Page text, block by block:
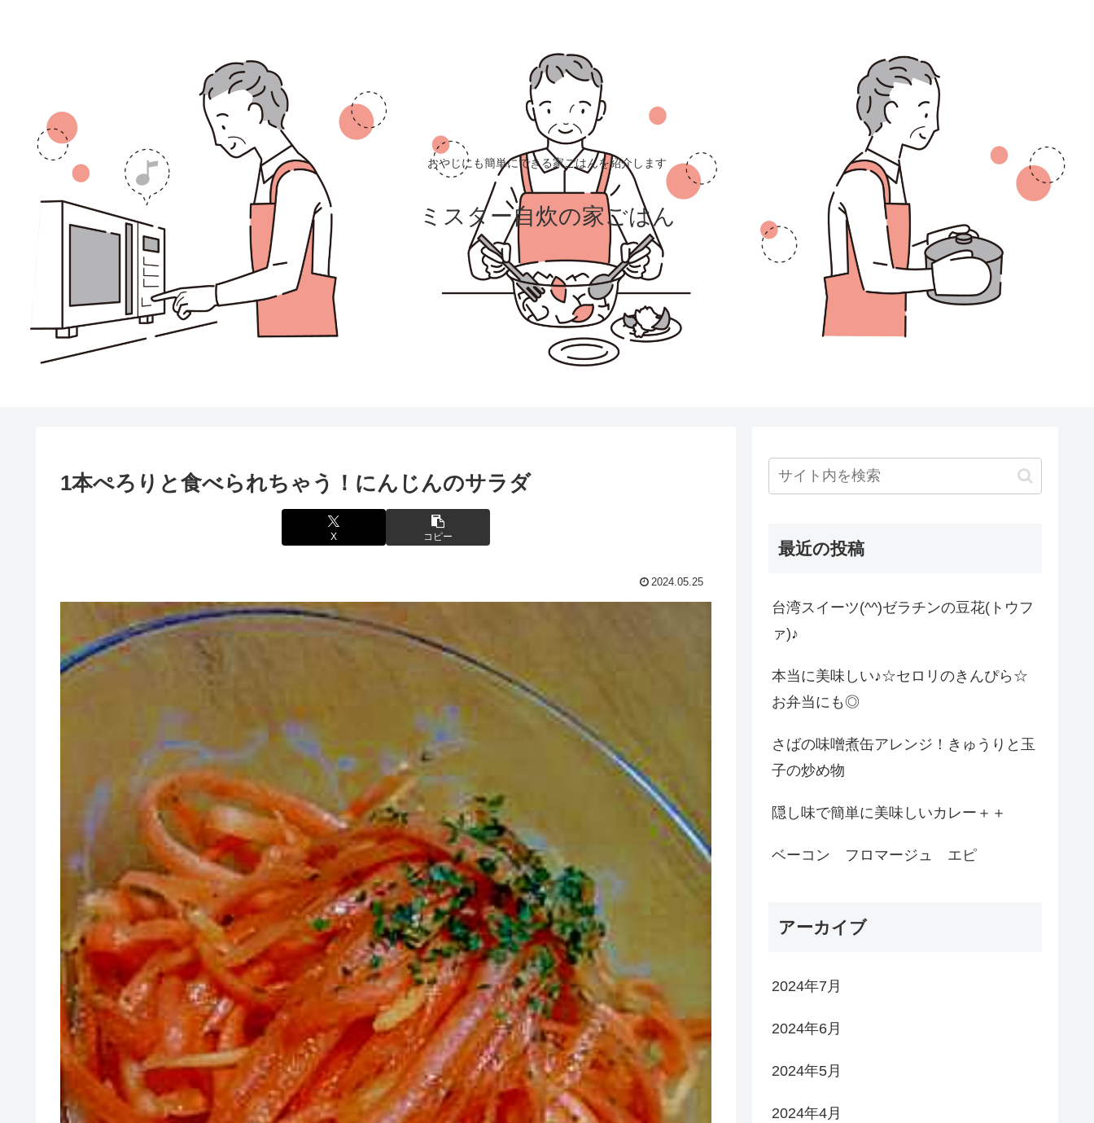
おやじにも簡単にできる家ごはんを紹介します
ミスター自炊の家ごはん
1本ぺろりと食べられちゃう！にんじんのサラダ
X コピー
2024.05.25
最近の投稿
台湾スイーツ(^^)ゼラチンの豆花(トウフ
ァ)♪
本当に美味しい♪☆セロリのきんぴら☆
お弁当にも◎
さばの味噌煮缶アレンジ！きゅうりと玉
子の炒め物
隠し味で簡単に美味しいカレー＋＋
ベーコン フロマージュ エピ
アーカイブ
2024年7月
2024年6月
2024年5月
2024年4月